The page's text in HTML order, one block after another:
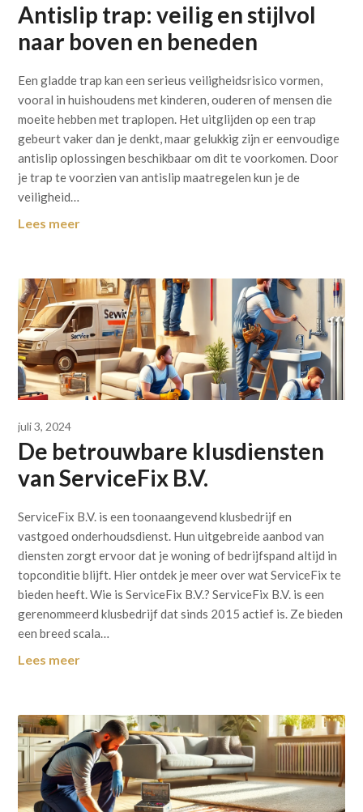
Antislip trap: veilig en stijlvol
naar boven en beneden
Een gladde trap kan een serieus veiligheidsrisico vormen,
vooral in huishoudens met kinderen, ouderen of mensen die
moeite hebben met traplopen. Het uitglijden op een trap
gebeurt vaker dan je denkt, maar gelukkig zijn er eenvoudige
antislip oplossingen beschikbaar om dit te voorkomen. Door
je trap te voorzien van antislip maatregelen kun je de
veiligheid…
Lees meer
juli 3, 2024
De betrouwbare klusdiensten
van ServiceFix B.V.
ServiceFix B.V. is een toonaangevend klusbedrijf en
vastgoed onderhoudsdienst. Hun uitgebreide aanbod van
diensten zorgt ervoor dat je woning of bedrijfspand altijd in
topconditie blijft. Hier ontdek je meer over wat ServiceFix te
bieden heeft. Wie is ServiceFix B.V.? ServiceFix B.V. is een
gerenommeerd klusbedrijf dat sinds 2015 actief is. Ze bieden
een breed scala…
Lees meer